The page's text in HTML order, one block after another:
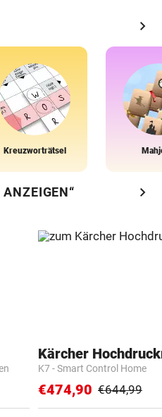
chevron_right
Kreuzworträtsel
chevron_right
Kärcher
K7 - Smart Control Home
€474,90 €644,99